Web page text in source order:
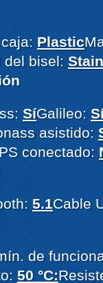
Plastic
del bisel:
SíGalileo:
asistido:
conectado:
5.1Cable
de
50 °C: